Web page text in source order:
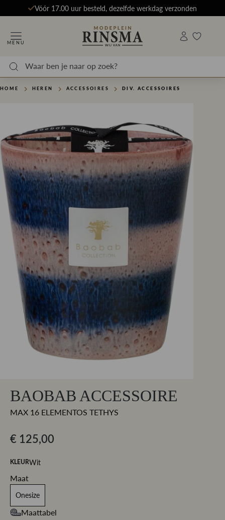
Vóór 17.00 uur besteld, dezelfde werkdag verzonden
MENU
HOME HEREN ACCESSOIRES DIV. ACCESSOIRES
BAOBAB ACCESSOIRE
MAX 16 ELEMENTOS TETHYS
€ 125,00
KLEURWit
Maat
Onesize
Maattabel